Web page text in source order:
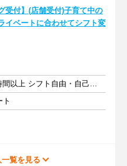
受付】(店舗受付)子育て中の
イベートに合わせてシフト変
週2日以上 1日4時間以上 シフト自由・自己申告
ト
覧を見る